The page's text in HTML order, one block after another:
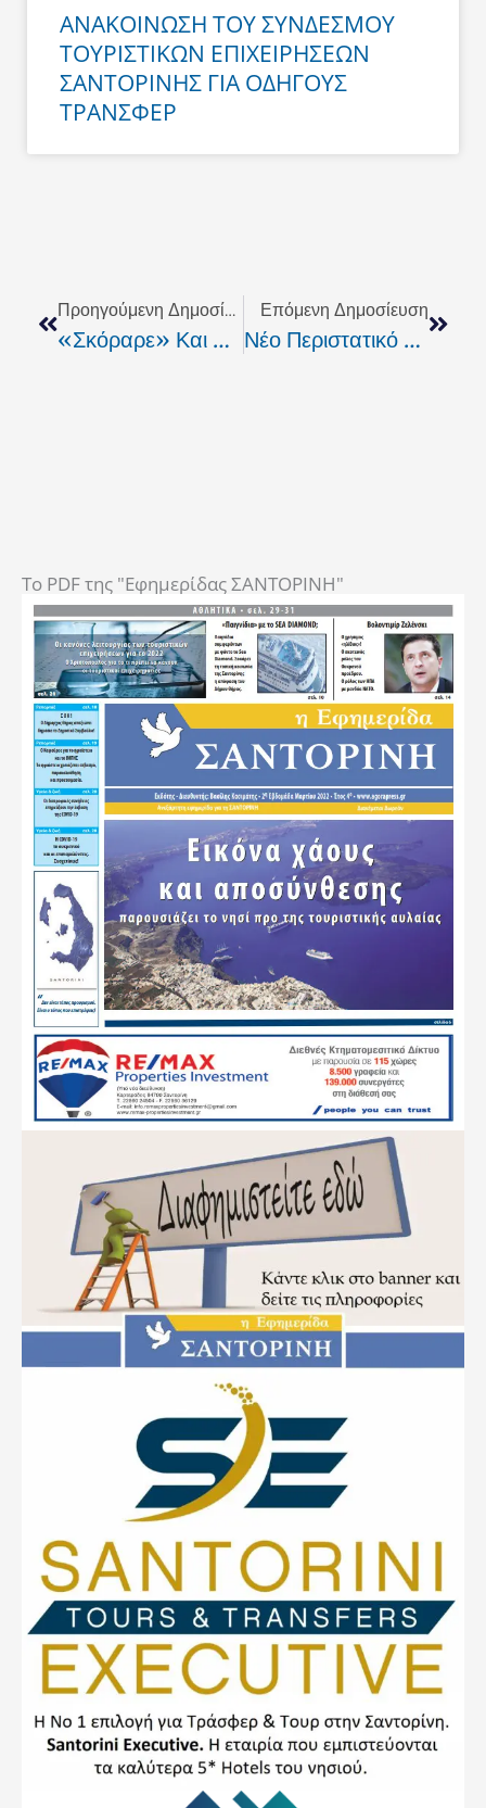
ΑΝΑΚΟΙΝΩΣΗ ΤΟΥ ΣΥΝΔΕΣΜΟΥ
ΤΟΥΡΙΣΤΙΚΩΝ ΕΠΙΧΕΙΡΗΣΕΩΝ
ΣΑΝΤΟΡΙΝΗΣ ΓΙΑ ΟΔΗΓΟΥΣ
ΤΡΑΝΣΦΕΡ
Προηγούμενη Δημοσίευση
«Σκόραρε» Και Φέτος Η Γιορτή Βοσκού Και Τυριού Στα Ζωνιανά
Επόμενη Δημοσίευση
Νέο Περιστατικό Διακίνησης Πορνογραφίας Σοκάρει Το Ρέθυμνο
To PDF της "Εφημερίδας ΣΑΝΤΟΡΙΝΗ"